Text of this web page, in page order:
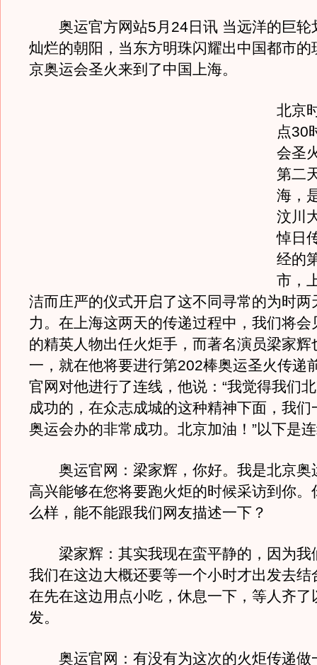
奥运官方网站5月24日讯 当远洋的巨轮
灿烂的朝阳，当东方明珠闪耀出中国都市的
京奥运会圣火来到了中国上海。
北京
点30
会圣
第二
海，
汶川
悼日
经的
市，
洁而庄严的仪式开启了这不同寻常的为时两
力。在上海这两天的传递过程中，我们将会
的精英人物出任火炬手，而著名演员梁家辉
一，就在他将要进行第202棒奥运圣火传递
官网对他进行了连线，他说：“我觉得我们
成功的，在众志成城的这种精神下面，我们
奥运会办的非常成功。北京加油！”以下是
奥运官网：梁家辉，你好。我是北京奥
高兴能够在您将要跑火炬的时候采访到你。
么样，能不能跟我们网友描述一下？
梁家辉：其实我现在蛮平静的，因为我
我们在这边大概还要等一个小时才出发去结
在先在这边用点小吃，休息一下，等人齐了
发。
奥运官网：有没有为这次的火炬传递做